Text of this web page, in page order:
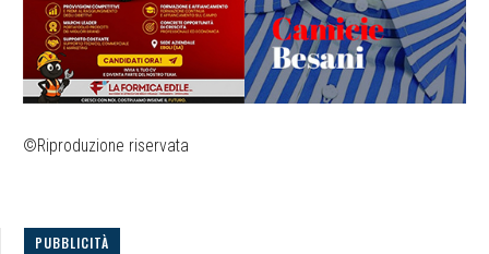
©Riproduzione riservata
PUBBLICITÀ